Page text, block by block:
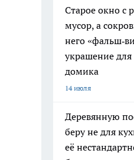
Старое окно с
мусор, а
него
украшение
домика
14 июля
Деревянную
беру не для
её